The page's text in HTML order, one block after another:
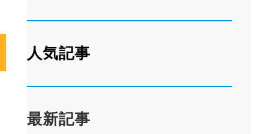
人気記事
最新記事